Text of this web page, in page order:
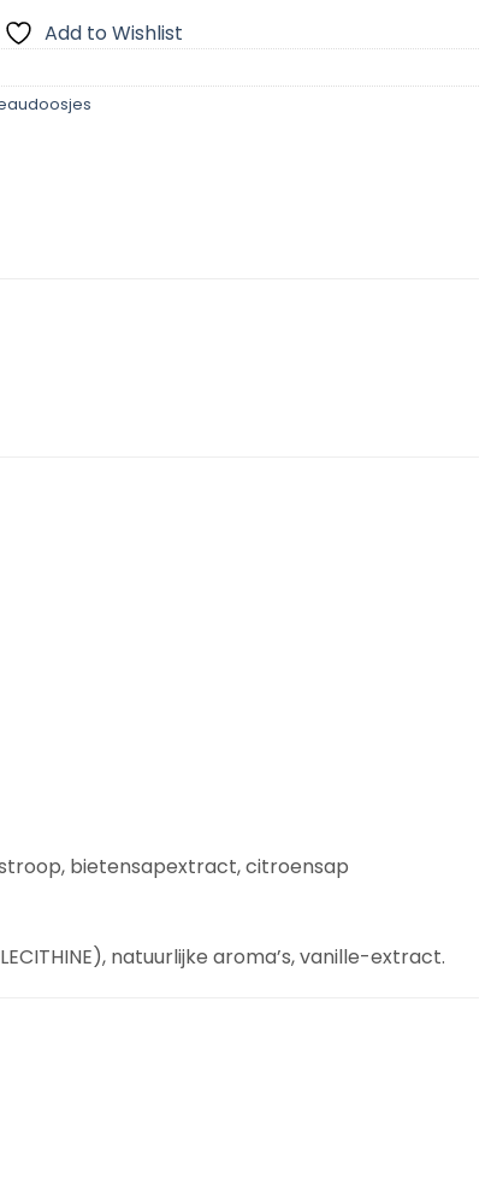
Add to Wishlist
bietensapextract, citroensap
natuurlijke aroma’s, vanille-extract.